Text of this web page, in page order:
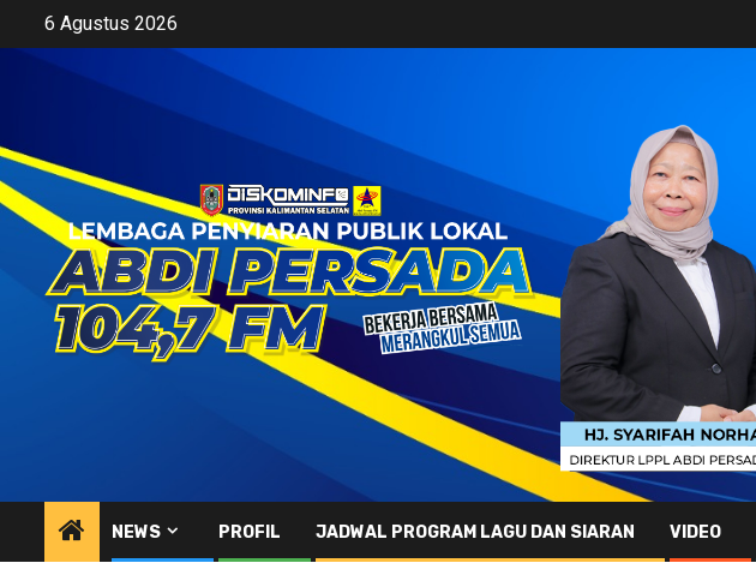
content
6 Agustus 2026
NEWS PROFIL JADWAL PROGRAM LAGU DAN SIARAN VIDEO